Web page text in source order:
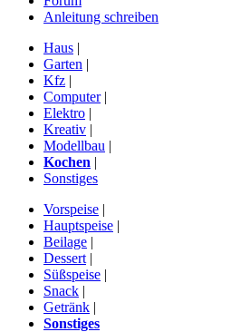
Anleitung schreiben
Haus |
Garten |
Kfz |
Computer|
Elektro |
Kreativ |
Modellbau |
Kochen |
Sonstiges
Vorspeise |
Hauptspeise |
Beilage |
Dessert |
Süßspeise |
Snack |
Getränk |
Sonstiges